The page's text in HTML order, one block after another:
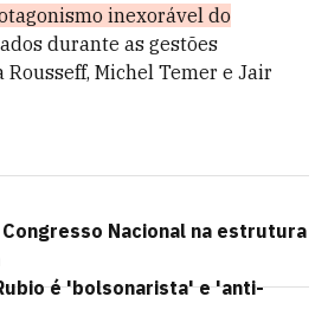
inexorável do
durante as gestões
Michel Temer e Jair
Nacional na estrutura
é 'bolsonarista' e 'anti-